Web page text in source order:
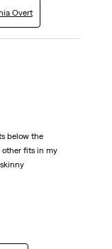
Overt
below the
other fits in my